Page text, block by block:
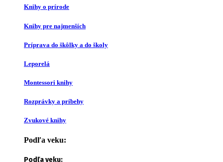
Knihy o prírode
Knihy pre najmenších
Príprava do škôlky a do školy
Leporelá
Montessori knihy
Rozprávky a príbehy
Zvukové knihy
Podľa veku:
Podľa veku: